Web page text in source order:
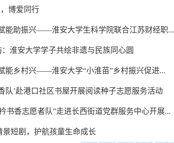
博爱同行
能助振兴——淮安大学生科学院联合江苏财经职...
淮安大学学子共绘非遗与民族同心圆
能乡村兴——淮安大学“小淮苗”乡村振兴促进...
队’赴港口社区书屋开展阅读种子志愿服务活动
书香志愿者队”走进长西街道党群服务中心开展...
短剧，护航孩童生命成长